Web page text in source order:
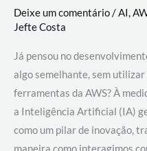
Deixe um comentário/AI,
Jefte Costa
Já pensou no
algo semelhante, sem
ferramentas da AWS? À
a Inteligência Artificial (IA)
como um pilar de inovação,
maneira como interagimos